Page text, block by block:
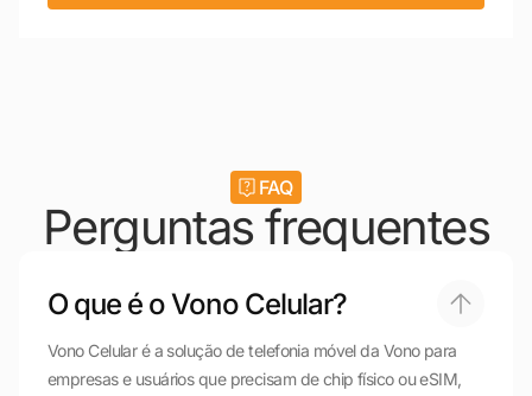
FAQ
Perguntas frequentes
O que é o Vono Celular?
Vono Celular é a solução de telefonia móvel da Vono para
empresas e usuários que precisam de chip físico ou eSIM,